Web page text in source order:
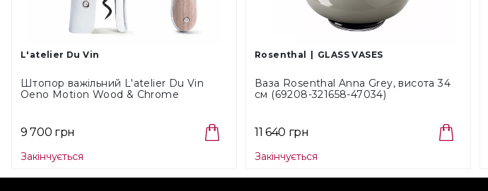
L'atelier Du Vin
Штопор важільний L'atelier Du Vin
Oeno Motion Wood & Chrome
9 700 грн
Закінчується
Rosenthal GLASS VASES
Ваза Rosenthal Anna Grey, висота 34
см (69208-321658-47034)
11 640 грн
Закінчується